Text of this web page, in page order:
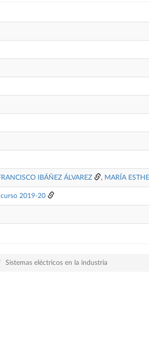
IBÁÑEZ ÁLVAREZ , MARÍA
2019-20
Sistemas eléctricos en la industria